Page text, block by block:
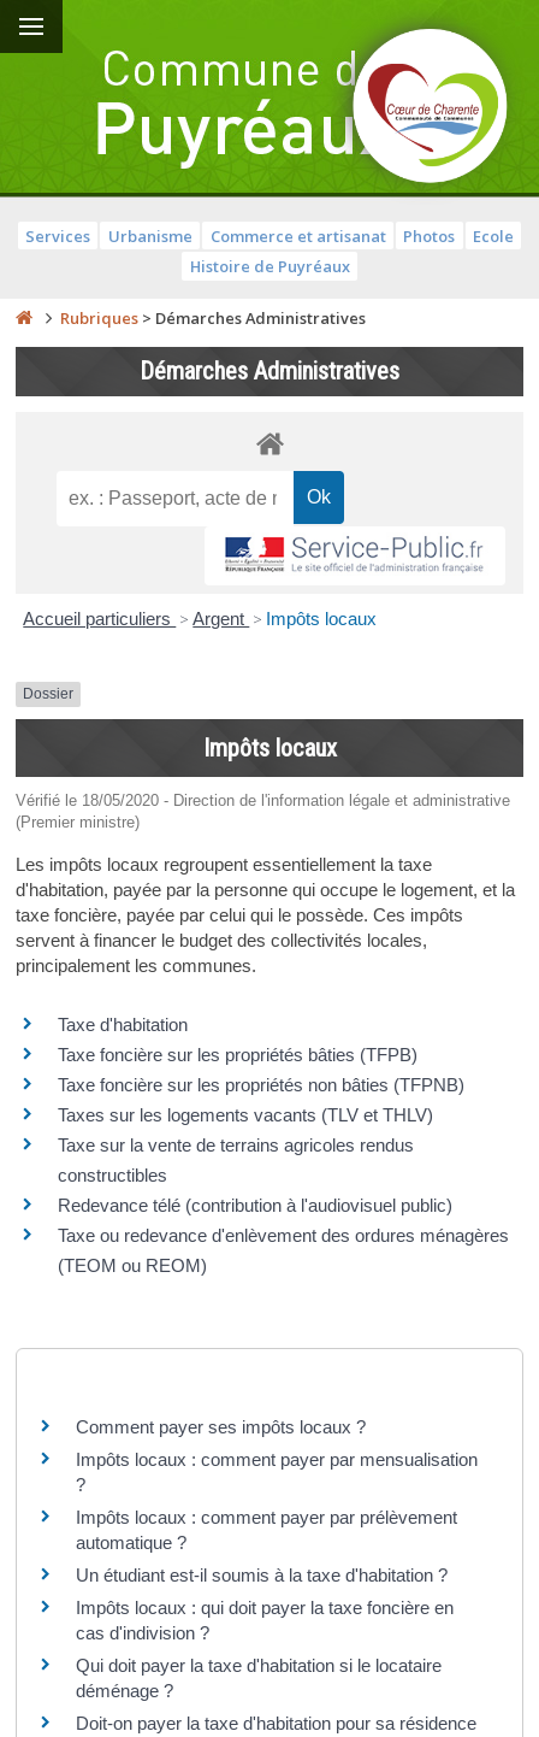
Services Urbanisme Commerce et artisanat Photos
Ecole
Histoire de Puyréaux
Rubriques > Démarches Administratives
Démarches Administratives
Accueil particuliers > Argent > Impôts locaux
Dossier
Impôts locaux
Vérifié le 18/05/2020 - Direction de l'information légale et administrative
(Premier ministre)
Les impôts locaux regroupent essentiellement la taxe
d'habitation, payée par la personne qui occupe le logement, et la
taxe foncière, payée par celui qui le possède. Ces impôts
servent à financer le budget des collectivités locales,
principalement les communes.
Taxe d'habitation
Taxe foncière sur les propriétés bâties (TFPB)
Taxe foncière sur les propriétés non bâties (TFPNB)
Taxes sur les logements vacants (TLV et THLV)
Taxe sur la vente de terrains agricoles rendus
constructibles
Redevance télé (contribution à l'audiovisuel public)
Taxe ou redevance d'enlèvement des ordures ménagères
(TEOM ou REOM)
Comment payer ses impôts locaux ?
Impôts locaux : comment payer par mensualisation
?
Impôts locaux : comment payer par prélèvement
automatique ?
Un étudiant est-il soumis à la taxe d'habitation ?
Impôts locaux : qui doit payer la taxe foncière en
cas d'indivision ?
Qui doit payer la taxe d'habitation si le locataire
déménage ?
Doit-on payer la taxe d'habitation pour sa résidence